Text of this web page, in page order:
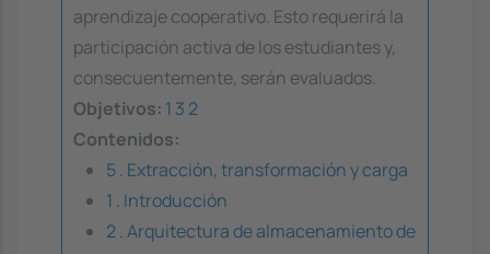
aprendizaje cooperativo. Esto requerirá la
participación activa de los estudiantes y,
consecuentemente, serán evaluados.
Objetivos: 1 3 2
Contenidos:
5 . Extracción, transformación y carga
1 . Introducción
2 . Arquitectura de almacenamiento de